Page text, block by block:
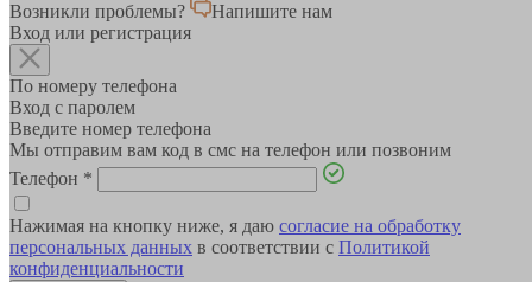
Возникли проблемы?
Напишите нам
Вход или регистрация
По номеру телефона
Вход с паролем
Введите номер телефона
Мы отправим вам код в смс на телефон или позвоним
Телефон *
Нажимая на кнопку ниже, я даю согласие на обработку
персональных данных в соответствии с Политикой
конфиденциальности